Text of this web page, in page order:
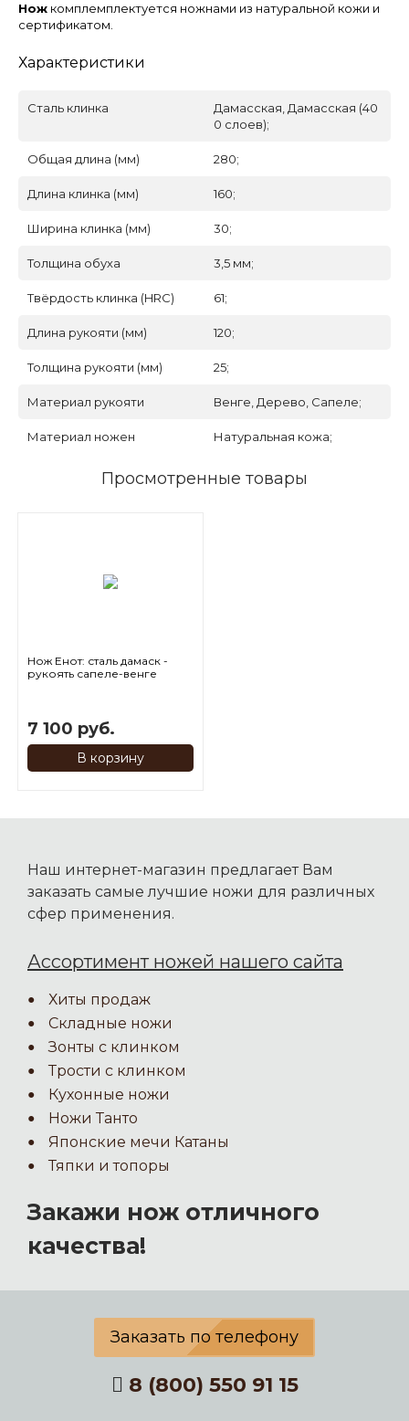
Нож комплемплектуется ножнами из натуральной кожи и
сертификатом.
Характеристики
Сталь клинка
Дамасская, Дамасская (40
0 слоев);
Общая длина (мм) 280;
Длина клинка (мм) 160;
Ширина клинка (мм) 30;
Толщина обуха 3,5 мм;
Твёрдость клинка (HRC) 61;
Длина рукояти (мм) 120;
Толщина рукояти (мм) 25;
Материал рукояти Венге, Дерево, Сапеле;
Материал ножен Натуральная кожа;
Просмотренные товары
Нож Енот: сталь дамаск -
рукоять сапеле-венге
7 100 руб.
В корзину
Наш интернет-магазин предлагает Вам
заказать самые лучшие ножи для различных
сфер применения.
Ассортимент ножей нашего сайта
Хиты продаж
Складные ножи
Зонты с клинком
Трости с клинком
Кухонные ножи
Ножи Танто
Японские мечи Катаны
Тяпки и топоры
Закажи нож отличного
качества!
Заказать по телефону
8 (800) 550 91 15